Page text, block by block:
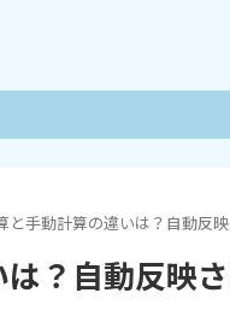
と手動計算の違いは？自動反
？自動反映